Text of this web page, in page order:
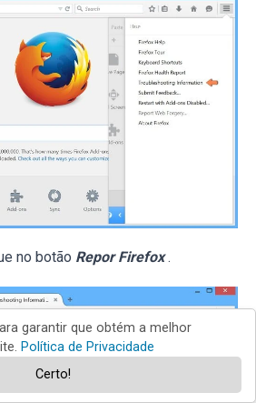
no botão Repor Firefox .
garantir que obtém a melhor
Política de Privacidade
Certo!